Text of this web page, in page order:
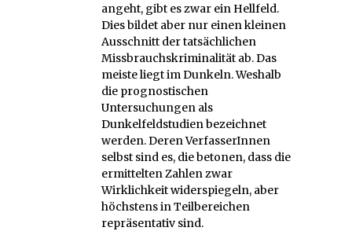
angeht, gibt es zwar ein Hellfeld.
Dies bildet aber nur einen kleinen
Ausschnitt der tatsächlichen
Missbrauchskriminalität ab. Das
meiste liegt im Dunkeln. Weshalb
die prognostischen
Untersuchungen als
Dunkelfeldstudien bezeichnet
werden. Deren VerfasserInnen
selbst sind es, die betonen, dass die
ermittelten Zahlen zwar
Wirklichkeit widerspiegeln, aber
höchstens in Teilbereichen
repräsentativ sind.